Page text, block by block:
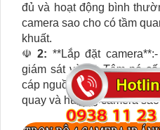
đủ và hoạt động bình
camera sao cho có tầm
khuất.
☫ 2: **Lắp đặt
giám sát vàan Tâmnó
cáp nguồn và cáp mạng
quay và hướng camera